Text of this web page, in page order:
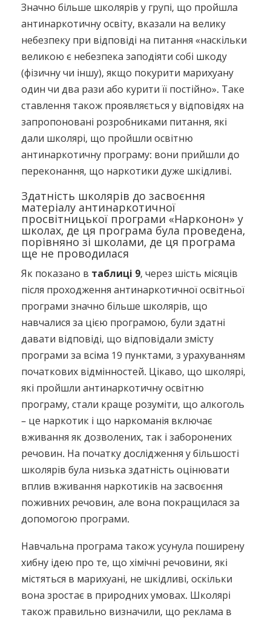
Значно більше школярів у групі, що пройшла
антинаркотичну освіту, вказали на велику
небезпеку при відповіді на питання «наскільки
великою є небезпека заподіяти собі шкоду
(фізичну чи іншу), якщо покурити марихуану
один чи два рази або курити її постійно». Таке
ставлення також проявляється у відповідях на
запропоновані розробниками питання, які
дали школярі, що пройшли освітню
антинаркотичну програму: вони прийшли до
переконання, що наркотики дуже шкідливі.
Здатність школярів до засвоєння
матеріалу антинаркотичної
просвітницької програми «Нарконон» у
школах, де ця програма була проведена,
порівняно зі школами, де ця програма
ще не проводилася
Як показано в таблиці 9, через шість місяців
після проходження антинаркотичної освітньої
програми значно більше школярів, що
навчалися за цією програмою, були здатні
давати відповіді, що відповідали змісту
програми за всіма 19 пунктами, з урахуванням
початкових відмінностей. Цікаво, що школярі,
які пройшли антинаркотичну освітню
програму, стали краще розуміти, що алкоголь
– це наркотик і що наркоманія включає
вживання як дозволених, так і заборонених
речовин. На початку дослідження у більшості
школярів була низька здатність оцінювати
вплив вживання наркотиків на засвоєння
поживних речовин, але вона покращилася за
допомогою програми.
Навчальна програма також усунула поширену
хибну ідею про те, що хімічні речовини, які
містяться в марихуані, не шкідливі, оскільки
вона зростає в природних умовах. Школярі
також правильно визначили, що реклама в